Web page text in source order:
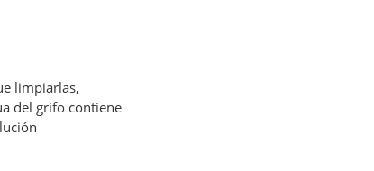
limpiarlas,
del grifo contiene